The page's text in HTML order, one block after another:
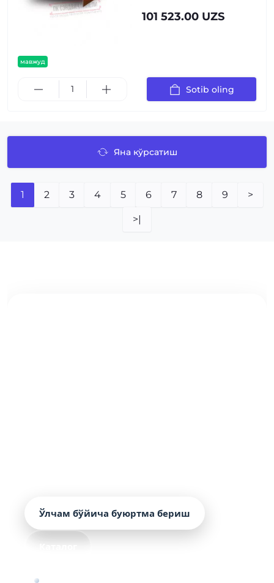
мавжуд
101 523.00 UZS
Sotib oling
Яна кўрсатиш
1 2 3 4 5 6 7 8 9 >
>|
Ўлчам бўйича буюртма бериш